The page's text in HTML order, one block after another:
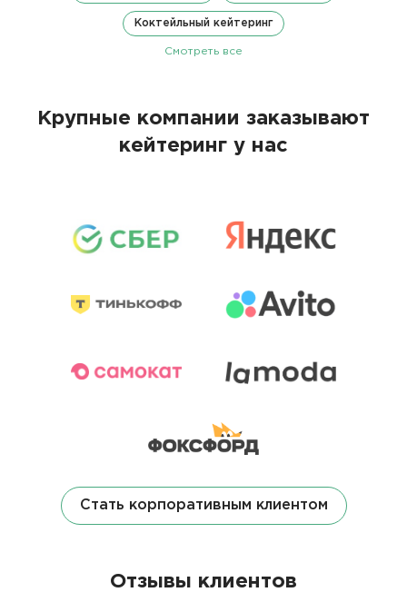
Коктейльный кейтеринг
Смотреть все
Крупные компании заказывают
кейтеринг у нас
Стать корпоративным клиентом
Отзывы клиентов